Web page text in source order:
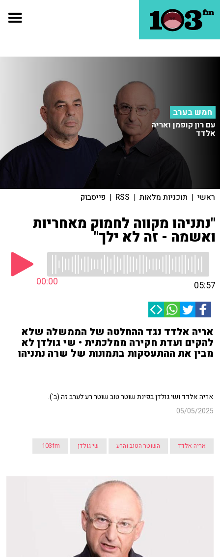
חמש בערב
עם רון קופמן ואריה
אלדד
ראשי | תוכניות מלאות |
RSS
| פייסבוק
"נתניהו מקווה לחמוק מאחריות
ואשמה - זה לא ילך"
00:00 05:57
אריה אלדד נגד ההחלטה של הממשלה שלא
להקים ועדת חקירה ממלכתית • שי גולדן לא
מבין את ההתעסקות בתמונות של שרה נתניהו
אריה אלדד ושי גולדן בפינת שוטר טוב שוטר רע לערב זה (ב').
05/05/2025
אריה אלדד השוטר הטוב והרע שי גולדן 103fm